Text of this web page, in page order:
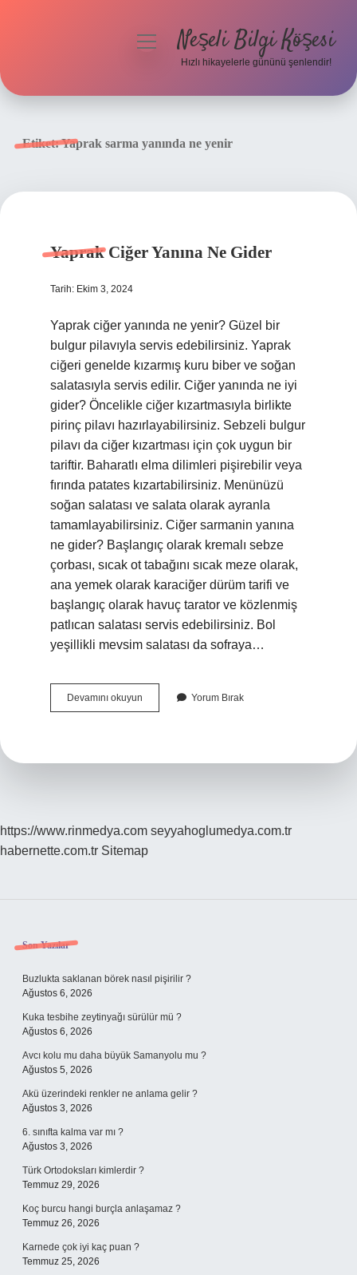
menüyüNeşeli Bilgi Köşesi
Hızlı hikayelerle gününü şenlendir!
Etiket:Yaprak sarma yanında ne yenir
Yaprak Ciğer Yanına Ne Gider
Tarih: Ekim 3, 2024
Yaprak ciğer yanında ne yenir? Güzel bir
bulgur pilavıyla servis edebilirsiniz. Yaprak
ciğeri genelde kızarmış kuru biber ve soğan
salatasıyla servis edilir. Ciğer yanında ne iyi
gider? Öncelikle ciğer kızartmasıyla birlikte
pirinç pilavı hazırlayabilirsiniz. Sebzeli bulgur
pilavı da ciğer kızartması için çok uygun bir
tariftir. Baharatlı elma dilimleri pişirebilir veya
fırında patates kızartabilirsiniz. Menünüzü
soğan salatası ve salata olarak ayranla
tamamlayabilirsiniz. Ciğer sarmanin yanına
ne gider? Başlangıç ​​olarak kremalı sebze
çorbası, sıcak ot tabağını sıcak meze olarak,
ana yemek olarak karaciğer dürüm tarifi ve
başlangıç ​​olarak havuç tarator ve közlenmiş
patlıcan salatası servis edebilirsiniz. Bol
yeşillikli mevsim salatası da sofraya…
Devamını okuyun
Ciğer
Yorum Bırak
https://www.rinmedya.com seyyahoglumedya.com.tr
habernette.com.tr Sitemap
Sidebar
Son Yazılar
Buzlukta saklanan börek nasıl pişirilir ?
Ağustos 6, 2026
Kuka tesbihe zeytinyağı sürülür mü ?
Ağustos 6, 2026
Avcı kolu mu daha büyük Samanyolu mu ?
Ağustos 5, 2026
Akü üzerindeki renkler ne anlama gelir ?
Ağustos 3, 2026
6. sınıfta kalma var mı ?
Ağustos 3, 2026
Türk Ortodoksları kimlerdir ?
Temmuz 29, 2026
Koç burcu hangi burçla anlaşamaz ?
Temmuz 26, 2026
Karnede çok iyi kaç puan ?
Temmuz 25, 2026